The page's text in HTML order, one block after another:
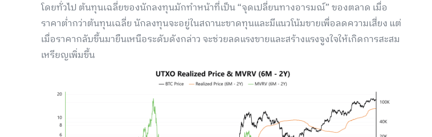
โดยทั่วไป ต้นทุนเฉลี่ยของนักลงทุนมักทำหน้าที่เป็น “จุดเปลี่ยนทางอารมณ์” ของตลาด เมื่อ
ราคาต่ำกว่าต้นทุนเฉลี่ย นักลงทุนจะอยู่ในสถานะขาดทุนและมีแนวโน้มขายเพื่อลดความเสี่ยง แต่
เมื่อราคากลับขึ้นมายืนเหนือระดับดังกล่าว จะช่วยลดแรงขายและสร้างแรงจูงใจให้เกิดการสะสม
เหรียญเพิ่มขึ้น